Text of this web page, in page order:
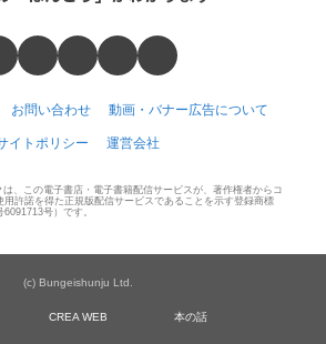
お問い合わせ 動画・バナー広告について
イトポリシー 運営会社
は、この電子書店・電子書籍配信サービスが、著作権者からコ
用許諾を得た正規版配信サービスであることを示す登録商標
6091713号）です。
(c) Bungeishunju Ltd.
CREA WEB 本の話